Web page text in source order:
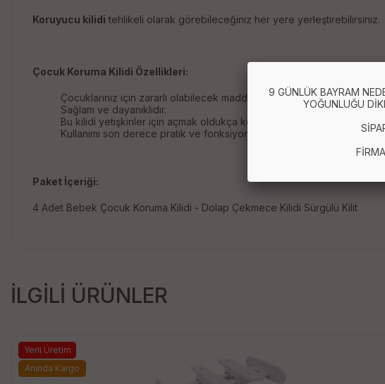
Koruyucu kilidi tehlikeli olarak görebileceğiniz her yere yerleştirebilirsiniz.
Çocuk Koruma Kilidi Özellikleri:
Çocuklarınız için zararlı olabilecek maddelerin bulunduğu dolapların
Sağlam ve dayanıklıdır.
Bu kilidi yetişkinler için açmak oldukça kolay çocuklar içinse oldukça
Kullanımı son derece pratik ve fonksiyoneldir.
Paket İçeriği:
4 Adet Bebek Çocuk Koruma Kilidi - Dolap Çekmece Kilidi Sürgülü Kilit
İLGİLİ ÜRÜNLER
Yerli Üretim
Anında Kargo
9 GÜNLÜK BAYRAM
YOĞUNLUĞU